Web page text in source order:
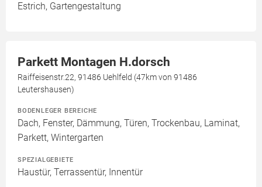
Estrich, Gartengestaltung
Parkett Montagen H.dorsch
Raiffeisenstr.22, 91486 Uehlfeld (47km von 91486
Leutershausen)
BODENLEGER BEREICHE
Dach, Fenster, Dämmung, Türen, Trockenbau, Laminat,
Parkett, Wintergarten
SPEZIALGEBIETE
Haustür, Terrassentür, Innentür